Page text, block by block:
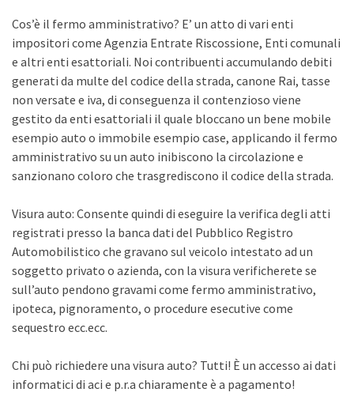
Cos’è il fermo amministrativo? E’ un atto di vari enti
impositori come Agenzia Entrate Riscossione, Enti comunali
e altri enti esattoriali. Noi contribuenti accumulando debiti
generati da multe del codice della strada, canone Rai, tasse
non versate e iva, di conseguenza il contenzioso viene
gestito da enti esattoriali il quale bloccano un bene mobile
esempio auto o immobile esempio case, applicando il fermo
amministrativo su un auto inibiscono la circolazione e
sanzionano coloro che trasgrediscono il codice della strada.
Visura auto: Consente quindi di eseguire la verifica degli atti
registrati presso la banca dati del Pubblico Registro
Automobilistico che gravano sul veicolo intestato ad un
soggetto privato o azienda, con la visura verificherete se
sull’auto pendono gravami come fermo amministrativo,
ipoteca, pignoramento, o procedure esecutive come
sequestro ecc.ecc.
Chi può richiedere una visura auto? Tutti! È un accesso ai dati
informatici di aci e p.r.a chiaramente è a pagamento!